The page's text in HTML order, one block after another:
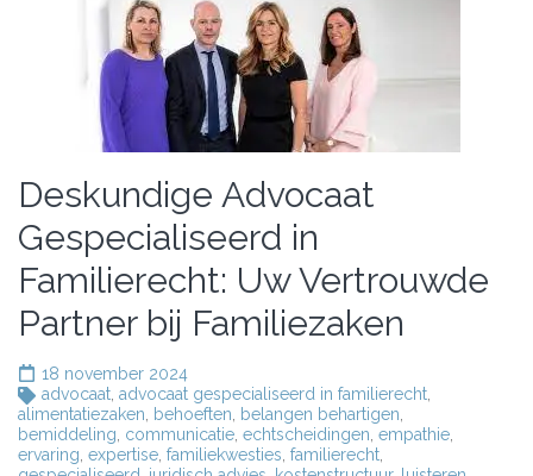
Deskundige Advocaat
Gespecialiseerd in
Familierecht: Uw Vertrouwde
Partner bij Familiezaken
18 november 2024
advocaat advocaat gespecialiseerd in familierecht
alimentatiezaken
behoeften belangen behartigen
bemiddeling communicatie echtscheidingen empathie
ervaring expertise familiekwesties familierecht